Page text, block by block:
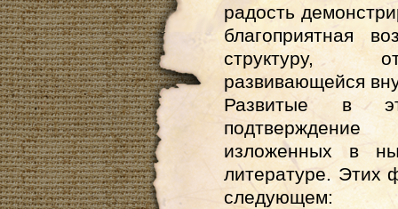
радость
благоприятная
структуру,
развивающейся
Развитые в
изложенных в
литературе. Этих
следующем: